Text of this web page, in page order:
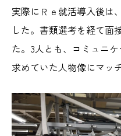
実際にＲｅ就活導入後は
した。書類選考を経て面
た。3人とも、コミュニ
求めていた人物像にマッ